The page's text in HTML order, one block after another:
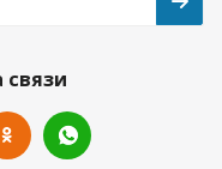
связи